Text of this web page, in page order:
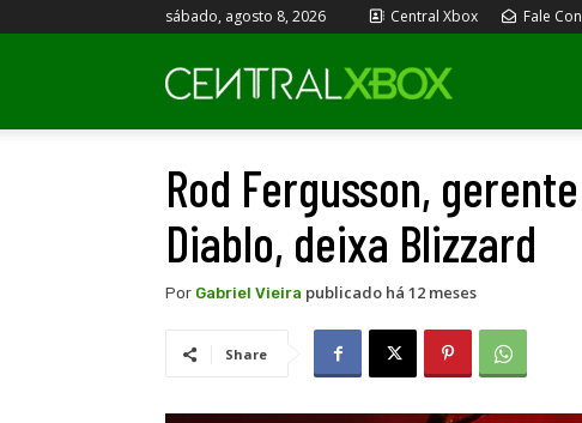
sábado, agosto 8, 2026 Central Xbox Fale
Xbox
Rod Fergusson,
Diablo, deixa Blizzard
Por Gabriel Vieira publicado há 12 meses
Share